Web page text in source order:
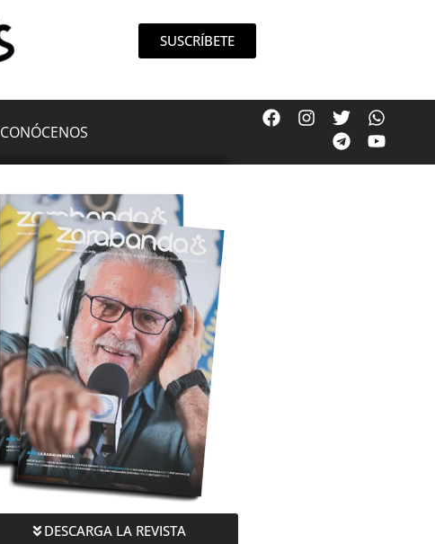
SUSCRÍBETE
CONÓCENOS
DESCARGA LA REVISTA